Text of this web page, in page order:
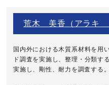
荒木 美香（アラキ
国内外における木質系材料を用
ド調査を実施し、整理・分類す
実施し、剛性、耐力を調査する。